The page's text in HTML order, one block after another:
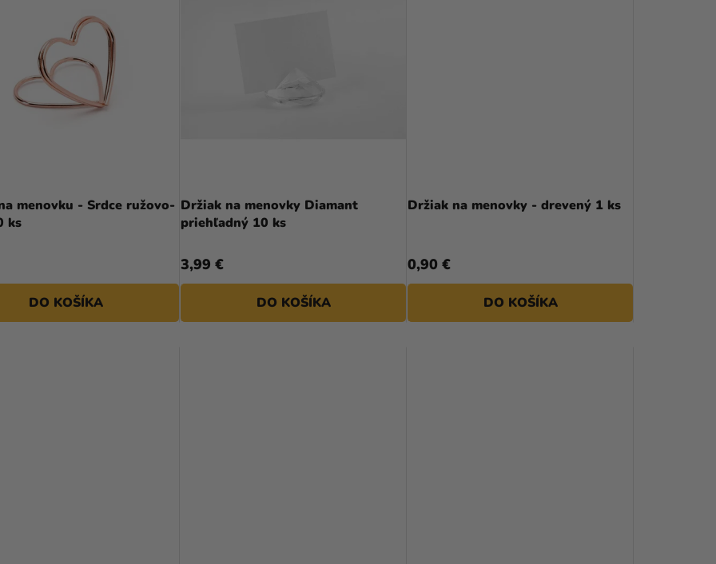
D
K
T
O
menovku - Srdce ružovo-
ks
DO KOŠÍKA
Držiak na menovky Diamant
priehľadný 10 ks
3,99 €
DO KOŠÍKA
Držiak na menovky - drevený 1 ks
0,90 €
DO KOŠÍKA